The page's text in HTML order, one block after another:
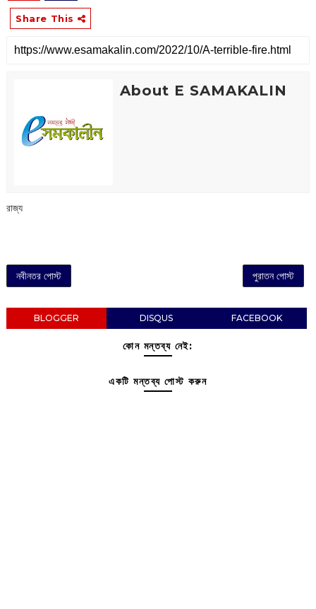
Share This
About E SAMAKALIN
রাজ্য
নবীনতর পোস্ট পুরাতন পোস্ট
BLOGGER DISQUS FACEBOOK
কোন মন্তব্য নেই:
একটি মন্তব্য পোস্ট করুন